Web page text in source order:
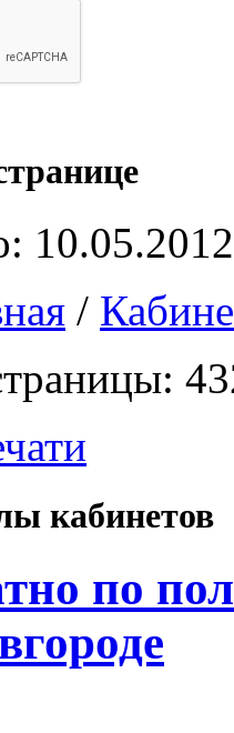
10.05.2012
/
кабинетов
по